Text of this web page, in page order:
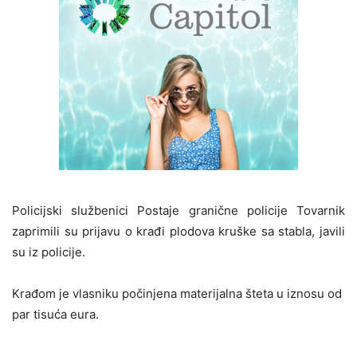
Policijski službenici Postaje granične policije Tovarnik
zaprimili su prijavu o krađi plodova kruške sa stabla, javili
su iz policije.
Krađom je vlasniku počinjena materijalna šteta u iznosu od
par tisuća eura.